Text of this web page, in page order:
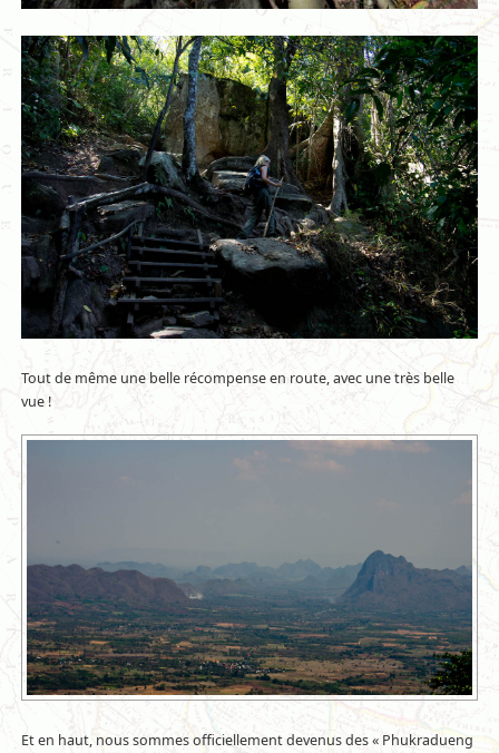
Tout de même une belle récompense en route, avec une très belle
vue !
Et en haut, nous sommes officiellement devenus des « Phukradueng